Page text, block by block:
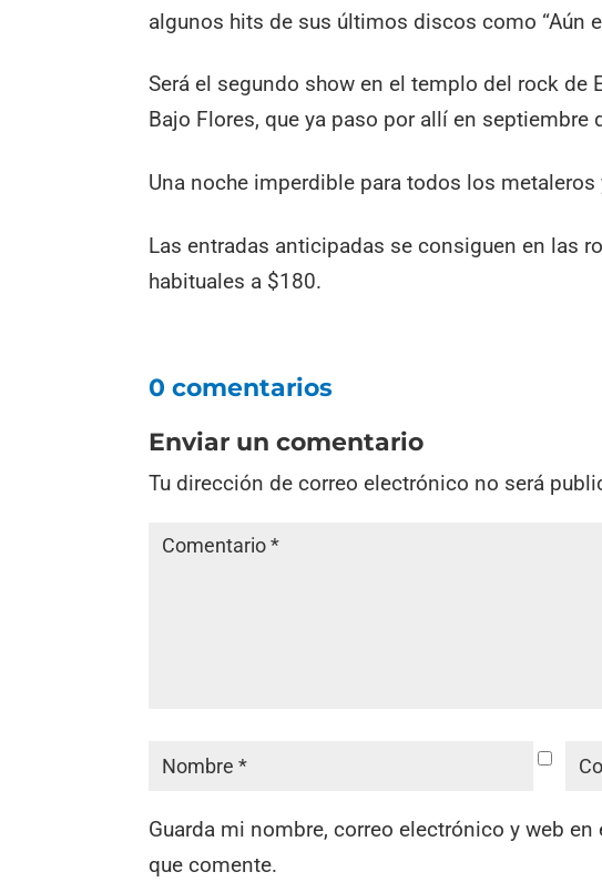
algunos hits de sus últimos discos como “Aún
Será el segundo show en el templo del rock de
Bajo Flores, que ya paso por allí en septiembre
Una noche imperdible para todos los
Las entradas anticipadas se consiguen en las
habituales a $180.
0 comentarios
Enviar un comentario
Tu dirección de correo electrónico no será
Guarda mi nombre, correo electrónico y web
que comente.